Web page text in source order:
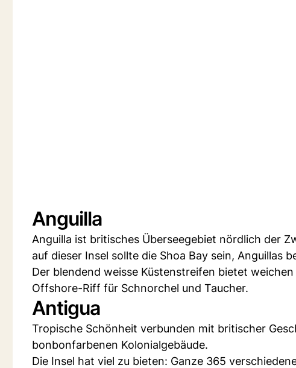
Anguilla
Anguilla ist britisches Überseegebiet nördlich der
auf dieser Insel sollte die Shoa Bay sein, Anguillas
Der blendend weisse Küstenstreifen bietet
Offshore-Riff für Schnorchel und Taucher.
Antigua
Tropische Schönheit verbunden mit britischer
bonbonfarbenen Kolonialgebäude.
Die Insel hat viel zu bieten: Ganze 365